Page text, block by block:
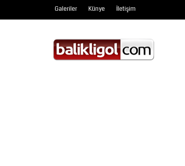
Galeriler Künye İletişim